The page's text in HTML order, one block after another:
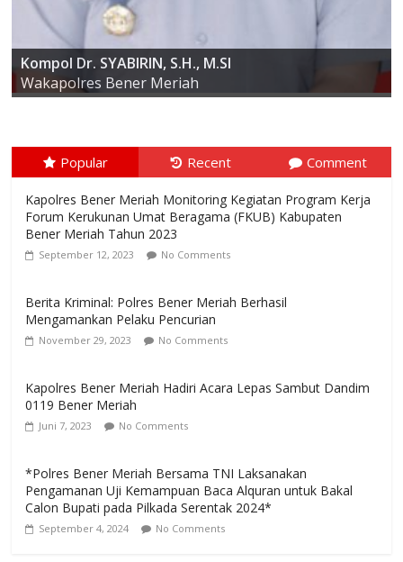
AKBP ARIS CAI DWI SUSANTO S.I.K., M.I.K
Kapolres Bener Meriah
Kompol Dr. SYABIRIN, S.H., M.SI
Wakapolres Bener Meriah
Popular Recent Comment
Kapolres Bener Meriah Monitoring Kegiatan Program Kerja
Forum Kerukunan Umat Beragama (FKUB) Kabupaten
Bener Meriah Tahun 2023
September 12, 2023 No Comments
Berita Kriminal: Polres Bener Meriah Berhasil
Mengamankan Pelaku Pencurian
November 29, 2023 No Comments
Kapolres Bener Meriah Hadiri Acara Lepas Sambut Dandim
0119 Bener Meriah
Juni 7, 2023 No Comments
*Polres Bener Meriah Bersama TNI Laksanakan
Pengamanan Uji Kemampuan Baca Alquran untuk Bakal
Calon Bupati pada Pilkada Serentak 2024*
September 4, 2024 No Comments